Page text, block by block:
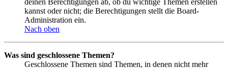
kannst oder nicht; die Berechtigungen stellt die Board-
Administration ein.
Nach oben
Was sind geschlossene Themen?
Geschlossene Themen sind Themen, in denen nicht mehr